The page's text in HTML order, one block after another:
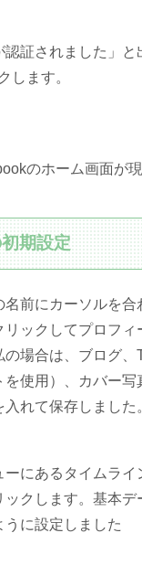
証されました」と
します。
のホーム画面が現
期設定
前にカーソルを合
リックしてプロフィ
の場合は、ブログ、
を使用）、カバー
れて保存しました
ーにあるタイムライ
ックします。基本デ
に設定しました